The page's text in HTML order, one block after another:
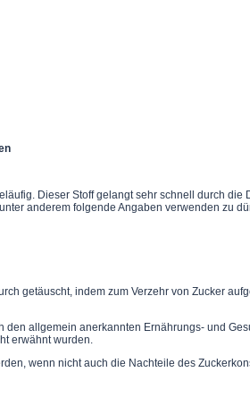
Dieser Stoff gelangt sehr schnell durch
anderem folgende Angaben verwenden zu
getäuscht, indem zum Verzehr von Zucker
allgemein anerkannten Ernährungs- und
erwähnt wurden.
wenn nicht auch die Nachteile des